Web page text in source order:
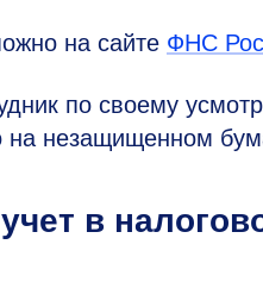
на сайте ФНС
по своему
на незащищенном
в